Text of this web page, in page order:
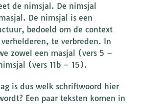
de nimsjal. De nimsjal
De nimsjal is een
bedoeld om de context
te verbreden. In
zowel een masjal (vers 5 –
(vers 11b – 15).
is dus welk schriftwoord hier
Een paar teksten komen in